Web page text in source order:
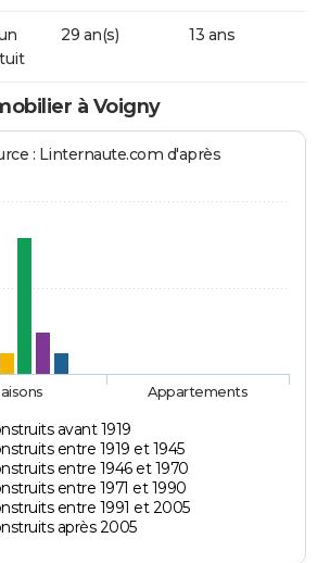
29 an(s) 13 ans
à Voigny
: Linternaute.com d'après
avant 1919
entre 1919 et 1945
entre 1946 et 1970
entre 1971 et 1990
entre 1991 et 2005
après 2005
Appartements